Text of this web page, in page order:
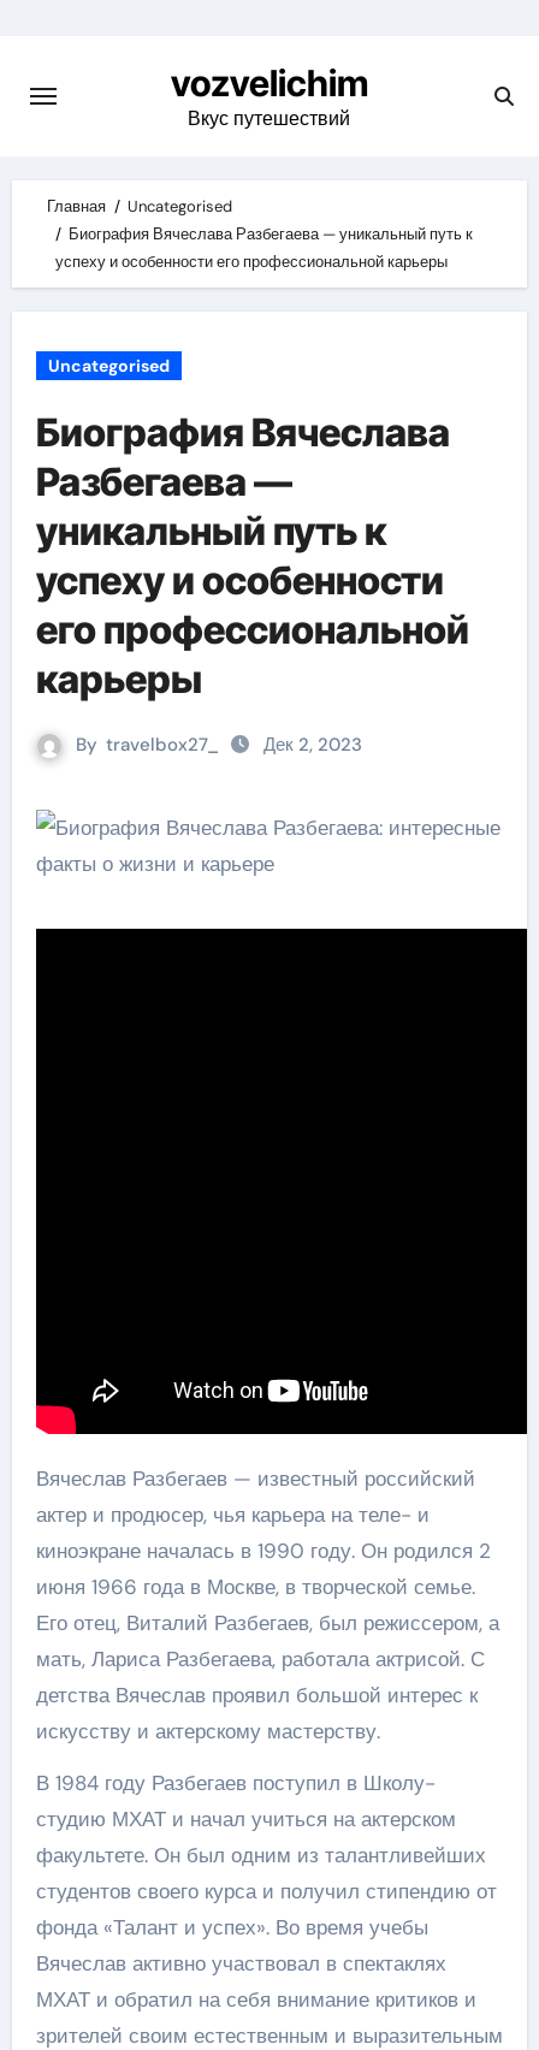
content
vozvelichim
Вкус путешествий
Главная
Uncategorised
Биография Вячеслава Разбегаева — уникальный путь к
успеху и особенности его профессиональной карьеры
Uncategorised
Биография Вячеслава
Разбегаева —
уникальный путь к
успеху и особенности
его профессиональной
карьеры
By travelbox27_ Дек 2, 2023
Вячеслав Разбегаев — известный российский
актер и продюсер, чья карьера на теле- и
киноэкране началась в 1990 году. Он родился 2
июня 1966 года в Москве, в творческой семье.
Его отец, Виталий Разбегаев, был режиссером, а
мать, Лариса Разбегаева, работала актрисой. С
детства Вячеслав проявил большой интерес к
искусству и актерскому мастерству.
В 1984 году Разбегаев поступил в Школу-
студию МХАТ и начал учиться на актерском
факультете. Он был одним из талантливейших
студентов своего курса и получил стипендию от
фонда «Талант и успех». Во время учебы
Вячеслав активно участвовал в спектаклях
МХАТ и обратил на себя внимание критиков и
зрителей своим естественным и выразительным